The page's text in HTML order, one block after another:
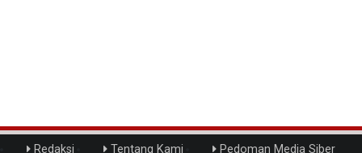
Redaksi Tentang Kami Pedoman Media Siber